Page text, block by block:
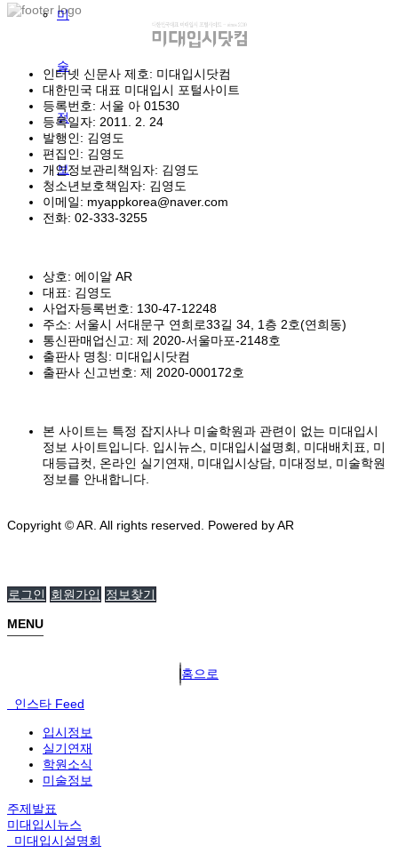
미
술
정
보
인터넷 신문사 제호: 미대입시닷컴
대한민국 대표 미대입시 포털사이트
등록번호: 서울 아 01530
등록일자: 2011. 2. 24
발행인: 김영도
편집인: 김영도
개인정보관리책임자: 김영도
청소년보호책임자: 김영도
이메일: myappkorea@naver.com
전화: 02-333-3255
상호: 에이알 AR
대표: 김영도
사업자등록번호: 130-47-12248
주소: 서울시 서대문구 연희로33길 34, 1층 2호(연희동)
통신판매업신고: 제 2020-서울마포-2148호
출판사 명칭: 미대입시닷컴
출판사 신고번호: 제 2020-000172호
본 사이트는 특정 잡지사나 미술학원과 관련이 없는 미대입시
정보 사이트입니다. 입시뉴스, 미대입시설명회, 미대배치표, 미
대등급컷, 온라인 실기연재, 미대입시상담, 미대정보, 미술학원
정보를 안내합니다.
Copyright © AR. All rights reserved. Powered by AR
로그인 회원가입 정보찾기
MENU
홈으로
인스타 Feed
입시정보
실기연재
학원소식
미술정보
주제발표
미대입시뉴스
미대입시설명회